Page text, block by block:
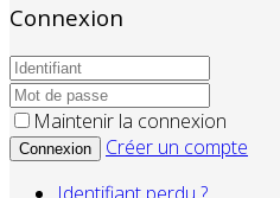
Connexion
Maintenir la connexion
Connexion
Créer un compte